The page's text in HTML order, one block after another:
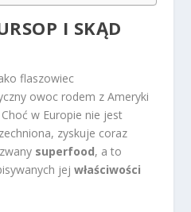
I SKĄD
flaszowiec
owoc rodem z Ameryki
w Europie nie jest
zyskuje coraz
superfood, a to
jejwłaściwości